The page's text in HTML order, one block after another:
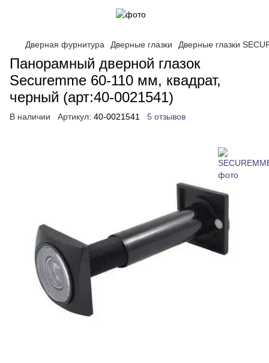
Дверная фурнитура Дверные глазки Дверные глазки
Панорамный дверной глазок
Securemme 60-110 мм, квадрат,
черный (арт:40-0021541)
В наличии Артикул: 40-0021541 5 отзывов